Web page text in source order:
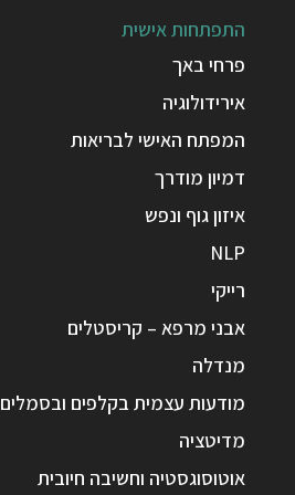
התפתחות אישית
פרחי באך
אירידולוגיה
המפתח האישי לבריאות
דמיון מודרך
איזון גוף ונפש
NLP
רייקי
אבני מרפא – קריסטלים
מנדלה
מודעות עצמית בקלפים ובסמלים
מדיטציה
אוטוסוגסטיה וחשיבה חיובית